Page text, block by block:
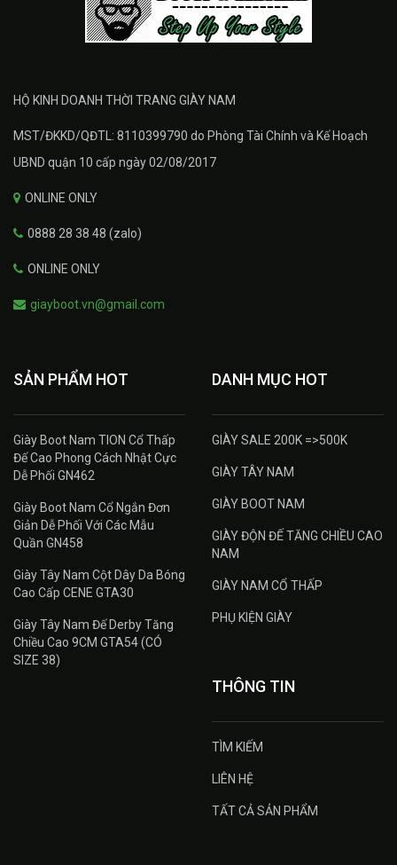
HỘ KINH DOANH THỜI TRANG GIÀY NAM
MST/ĐKKD/QĐTL: 8110399790 do Phòng Tài Chính và Kế Hoạch
UBND quận 10 cấp ngày 02/08/2017
ONLINE ONLY
0888 28 38 48 (zalo)
ONLINE ONLY
giayboot.vn@gmail.com
SẢN PHẨM HOT
Giày Boot Nam TION Cổ Thấp
Đế Cao Phong Cách Nhật Cực
Dễ Phối GN462
Giày Boot Nam Cổ Ngắn Đơn
Giản Dễ Phối Với Các Mẫu
Quần GN458
Giày Tây Nam Cột Dây Da Bóng
Cao Cấp CENE GTA30
Giày Tây Nam Đế Derby Tăng
Chiều Cao 9CM GTA54 (CÓ
SIZE 38)
DANH MỤC HOT
GIÀY SALE 200K =>500K
GIÀY TÂY NAM
GIÀY BOOT NAM
GIÀY ĐỘN ĐẾ TĂNG CHIỀU CAO
NAM
GIÀY NAM CỔ THẤP
PHỤ KIỆN GIÀY
THÔNG TIN
TÌM KIẾM
LIÊN HỆ
TẤT CẢ SẢN PHẨM